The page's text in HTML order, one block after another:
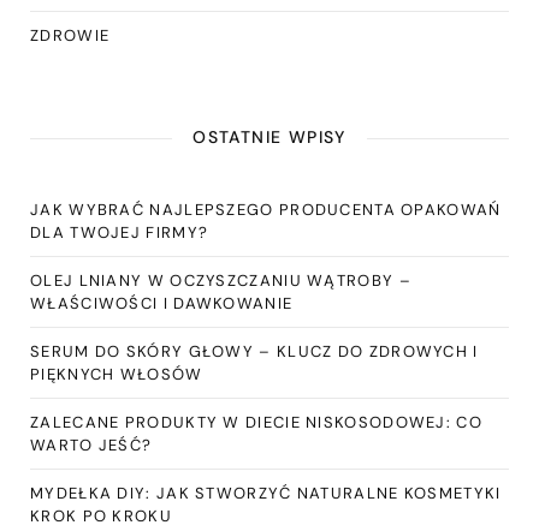
ZDROWIE
OSTATNIE WPISY
JAK WYBRAĆ NAJLEPSZEGO PRODUCENTA OPAKOWAŃ
DLA TWOJEJ FIRMY?
OLEJ LNIANY W OCZYSZCZANIU WĄTROBY –
WŁAŚCIWOŚCI I DAWKOWANIE
SERUM DO SKÓRY GŁOWY – KLUCZ DO ZDROWYCH I
PIĘKNYCH WŁOSÓW
ZALECANE PRODUKTY W DIECIE NISKOSODOWEJ: CO
WARTO JEŚĆ?
MYDEŁKA DIY: JAK STWORZYĆ NATURALNE KOSMETYKI
KROK PO KROKU